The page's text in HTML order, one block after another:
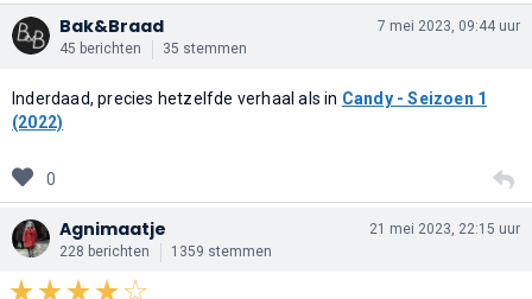
Bak&Braad
45 berichten 35 stemmen
7 mei 2023, 09:44 uur
Inderdaad, precies hetzelfde verhaal als in Candy - Seizoen 1
(2022)
0
Agnimaatje
228 berichten 1359 stemmen
21 mei 2023, 22:15 uur